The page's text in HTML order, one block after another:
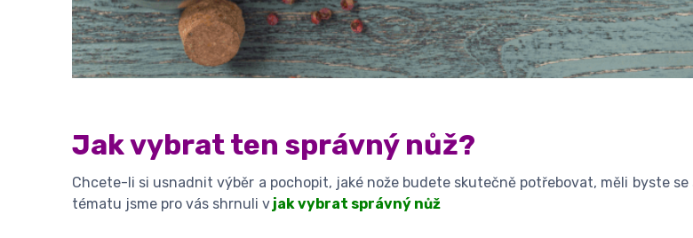
Jak vybrat ten správný nůž?
Chcete-li si usnadnit výběr a pochopit, jaké nože budete skutečně potřebovat, měli byste se
tématu jsme pro vás shrnuli v jak vybrat správný nůž